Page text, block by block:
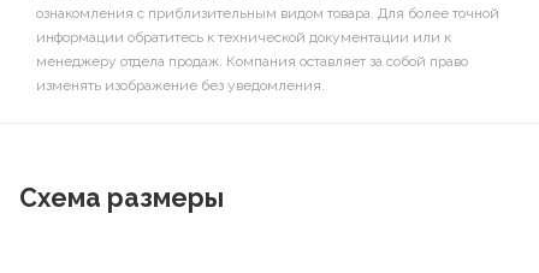
ознакомления с приблизительным видом товара. Для более точной
информации обратитесь к технической документации или к
менеджеру отдела продаж. Компания оставляет за собой право
изменять изображение без уведомления.
Схема размеры